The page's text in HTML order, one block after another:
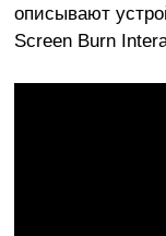
описывают
Screen Burn